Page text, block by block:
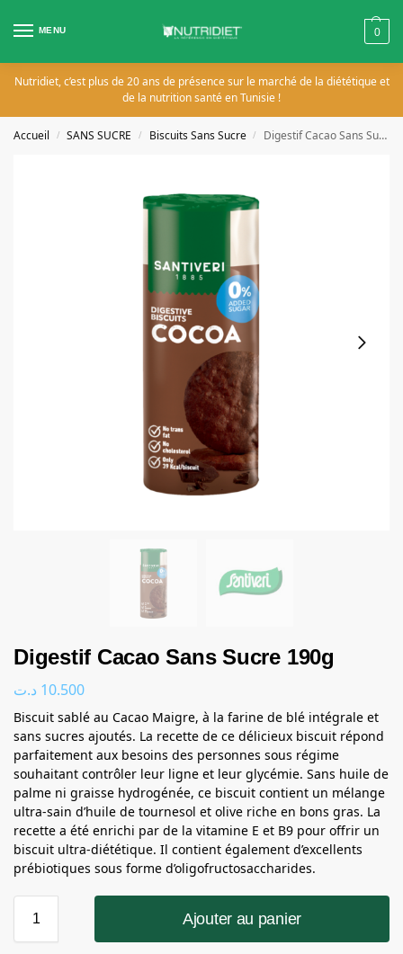
MENU 0
Nutridiet, c’est plus de 20 ans de présence sur le marché de la diététique et
de la nutrition santé en Tunisie !
Accueil / SANS SUCRE / Biscuits Sans Sucre / Digestif Cacao Sans Sucre 190g
Digestif Cacao Sans Sucre 190g
10.500 د.ت
Biscuit sablé au Cacao Maigre, à la farine de blé intégrale et
sans sucres ajoutés. La recette de ce délicieux biscuit répond
parfaitement aux besoins des personnes sous régime
souhaitant contrôler leur ligne et leur glycémie. Sans huile de
palme ni graisse hydrogénée, ce biscuit contient un mélange
ultra-sain d’huile de tournesol et olive riche en bons gras. La
recette a été enrichi par de la vitamine E et B9 pour offrir un
biscuit ultra-diététique. Il contient également d’excellents
prébiotiques sous forme d’oligofructosaccharides.
Ajouter au panier